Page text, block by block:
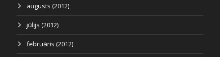
augusts (2012)
jūlijs (2012)
februāris (2012)